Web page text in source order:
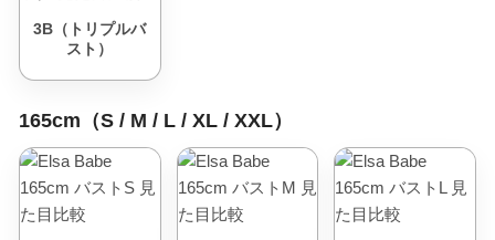
3B（トリプルバ
スト）
165cm（S / M / L / XL / XXL）